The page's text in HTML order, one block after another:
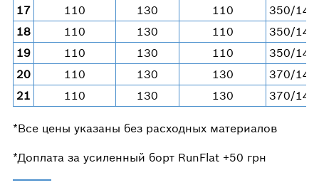
17 110 130 110
350/
18
110 130 110
350/
19
110 130 110
350/
20
110 130 130
370/
21
110 130 130 370/
*Все цены указаны без расходных материалов
*Доплата за усиленный борт RunFlat +50 грн